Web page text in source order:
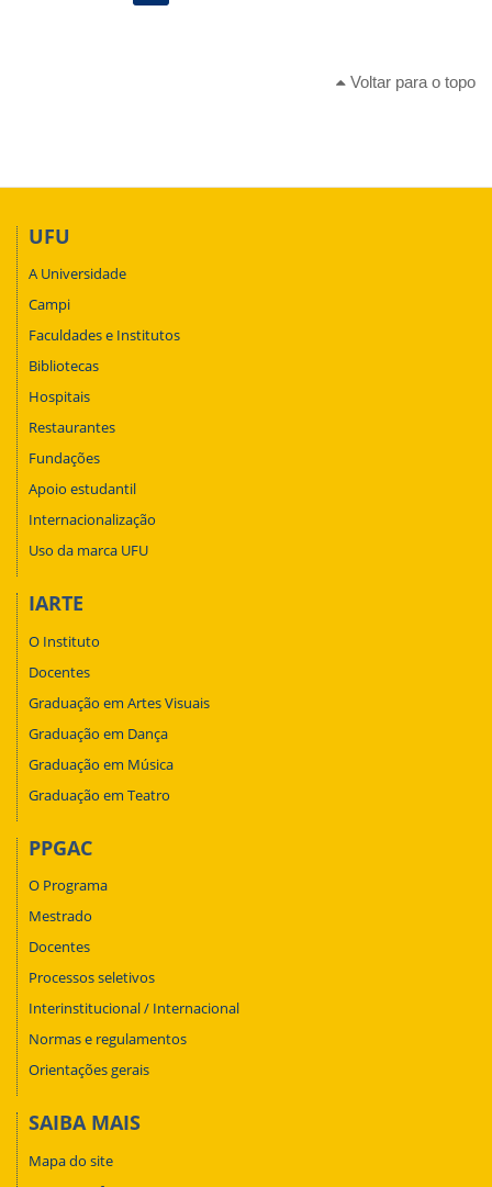
Voltar para o topo
UFU
A Universidade
Campi
Faculdades e Institutos
Bibliotecas
Hospitais
Restaurantes
Fundações
Apoio estudantil
Internacionalização
Uso da marca UFU
IARTE
O Instituto
Docentes
Graduação em Artes Visuais
Graduação em Dança
Graduação em Música
Graduação em Teatro
PPGAC
O Programa
Mestrado
Docentes
Processos seletivos
Interinstitucional / Internacional
Normas e regulamentos
Orientações gerais
SAIBA MAIS
Mapa do site